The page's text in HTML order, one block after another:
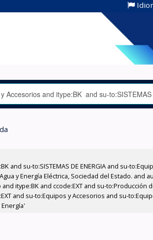
su-to:SISTEMAS DE ENERGIA and su-
y Energía Eléctrica, Sociedad del Estado. and
itype:BK and ccode:EXT and su-to:Producción
and su-to:Equipos y Accesorios and su-